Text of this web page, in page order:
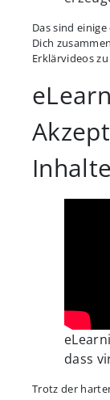
Das sind
Dich
Erklärvideos
dass
Trotz der